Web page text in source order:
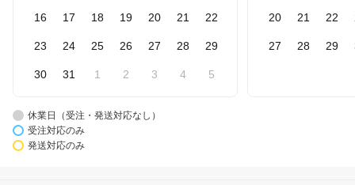
16 17 18 19 20 21 22
23 24 25 26 27 28 29
30 31 1 2 3 4 5
20 21 22
27 28 29
休業日（受注・発送対応なし）
受注対応のみ
発送対応のみ